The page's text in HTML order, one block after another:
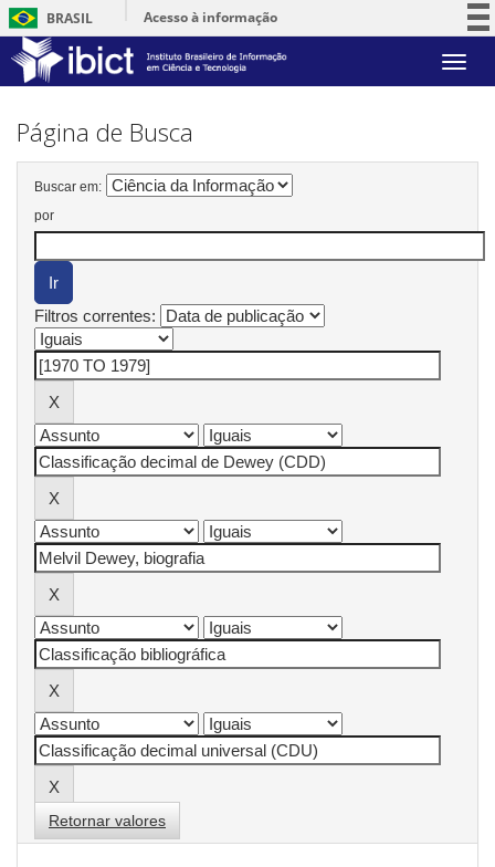
BRASIL
Acesso à informação
Serviços
Skip
Página de Busca
Buscar em:
por
Filtros correntes:
Retornar valores